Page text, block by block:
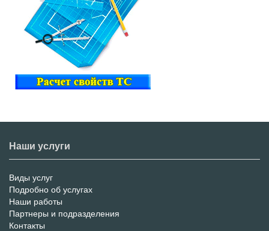
Наши услуги
Меню
услуг
Виды услуг
Подробно об услугах
Наши работы
Партнеры и подразделения
Контакты